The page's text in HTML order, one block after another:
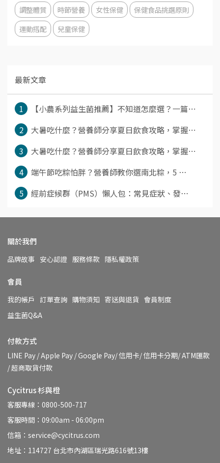
調整體質
時節營養 女性保健
保健食品挑選原則
運動搭配
兒童保健
最新文章
1
【小農系列益生菌推薦】不知道怎麼選？一篇⋯
2
大暑吃什麼？營養師分享夏日飲食攻略，掌握⋯
3
大暑吃什麼？營養師分享夏日飲食攻略，掌握⋯
4
端午節吃粽怕胖？營養師教你選南北粽，5 ⋯
5
經前症候群（PMS）懶人包：常見症狀、發⋯
關於我們
品牌故事 安心認證 服務條款 隱私權政策
會員
我的帳戶 訂單查詢 購物須知 寄送與退貨 會員制度
益生菌Q&A
付款方式
LINE Pay / Apple Pay / Google Pay/ 信用卡/ 信用卡分期/ ATM匯款
/ 超商取貨付款
Cycitrus 杉與橙
客服專線：0800-500-717
客服時間：09:00am - 06:00pm
信箱：service@cycitrus.com
地址：114727 台北市內湖區瑞光路616號13樓